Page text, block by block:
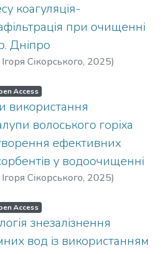
коагуляція-
при очищенні
Дніпро
Сікорського, 2025)
Access
використання
волоського горіха
ефективних
у водоочищенні
Сікорського, 2025)
Access
знезалізнення
вод із використанням